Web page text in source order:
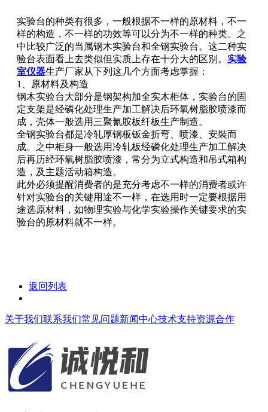
实验台的种类有很多，一般根据不一样的原材料，不一
样的构造，不一样的功效等可以分为不一样的种类。之
中比较广泛的当属钢木实验台和全钢实验台。这二种实
验台表面看上去类似但实质上存在十分大的区别。 实验
室仪器生产厂家从下列这几个方面考虑掌握：
1、原材料及构造
钢木实验台大部分是钢架构加全实木柜体，实验台的固
定支架是经磷化处理生产加工解决后环氧树脂胶喷漆而
成，壳体一般选用三聚氰胺板纤板生产制造。
全钢实验台都是冷轧厚钢板钣金折弯、喷漆、安裝而
成。之中柜身一般选用冷轧板经磷化处理生产加工解决
后再历经环氧树脂胶喷漆，常分为立式构造和吊式箱构
造，及主题活动箱构造。
此外必须提醒消费者的是充分考虑不一样的消费者或许
针对实验台的关键用途不一样，在选用时一定要根据用
途选原材料，如物理实验与化学实验操作关键要求的实
验台的原材料就不一样。
返回列表
关于我们联系我们常见问题新闻中心技术支持资源合作